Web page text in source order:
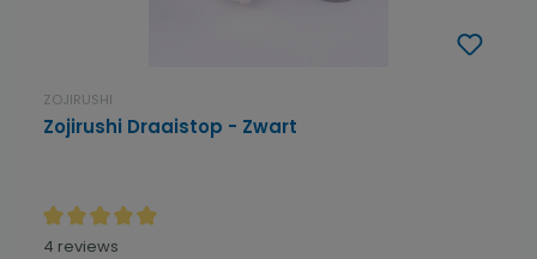
ZOJIRUSHI
Zojirushi Draaistop - Zwart
Gemiddelde waardering van 5 van 5 sterren
4 reviews